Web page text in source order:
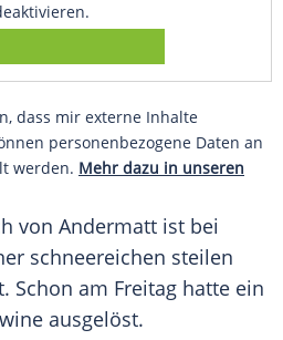
dass mir externe Inhalte
personenbezogene Daten an
werden. Mehr dazu in unseren
von Andermatt ist bei
schneereichen steilen
Schon am Freitag hatte ein
ausgelöst.